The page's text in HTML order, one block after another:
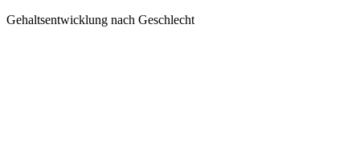
Gehaltsentwicklung nach Geschlecht